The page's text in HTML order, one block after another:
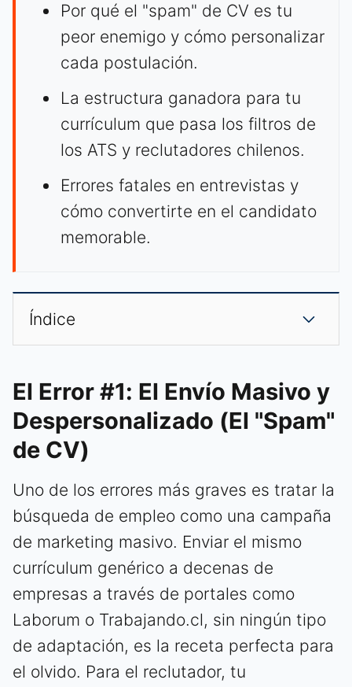
Por qué el "spam" de CV es tu
peor enemigo y cómo personalizar
cada postulación.
La estructura ganadora para tu
currículum que pasa los filtros de
los ATS y reclutadores chilenos.
Errores fatales en entrevistas y
cómo convertirte en el candidato
memorable.
Índice
El Error #1: El Envío Masivo y
Despersonalizado (El "Spam"
de CV)
Uno de los errores más graves es tratar la
búsqueda de empleo como una campaña
de marketing masivo. Enviar el mismo
currículum genérico a decenas de
empresas a través de portales como
Laborum o Trabajando.cl, sin ningún tipo
de adaptación, es la receta perfecta para
el olvido. Para el reclutador, tu